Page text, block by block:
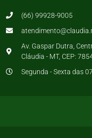
(66) 99928-9005
Av. Gaspar Dutra,
Cláudia - MT, CEP:
Segunda - Sexta das